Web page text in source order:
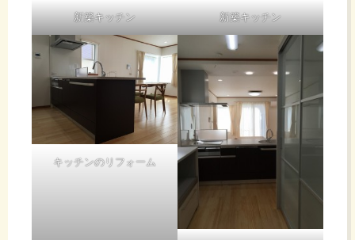
新築キッチン 新築キッチン
キッチンのリフォーム